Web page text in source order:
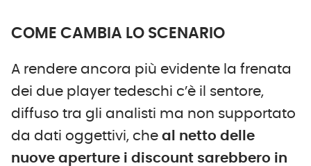
COME CAMBIA LO SCENARIO
A rendere ancora più evidente la frenata
dei due player tedeschi c’è il sentore,
diffuso tra gli analisti ma non supportato
da dati oggettivi, che al netto delle
nuove aperture i discount sarebbero in